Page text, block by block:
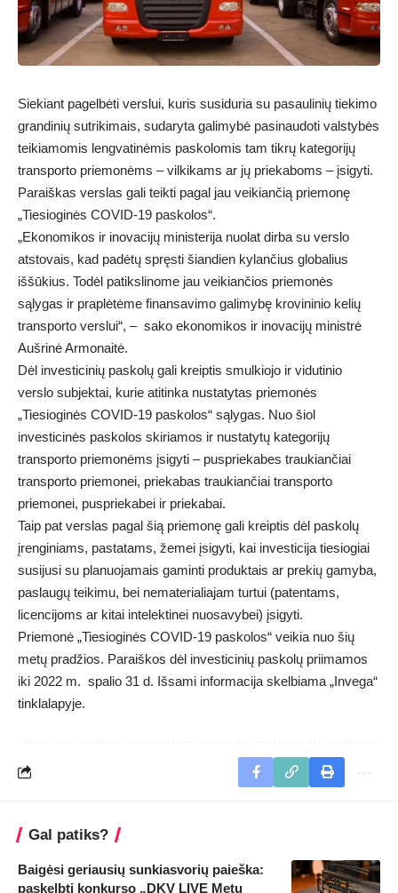
Siekiant pagelbėti verslui, kuris susiduria su pasaulinių tiekimo
grandinių sutrikimais, sudaryta galimybė pasinaudoti valstybės
teikiamomis lengvatinėmis paskolomis tam tikrų kategorijų
transporto priemonėms – vilkikams ar jų priekaboms – įsigyti.
Paraiškas verslas gali teikti pagal jau veikiančią priemonę
„Tiesioginės COVID-19 paskolos“.
„Ekonomikos ir inovacijų ministerija nuolat dirba su verslo
atstovais, kad padėtų spręsti šiandien kylančius globalius
iššūkius. Todėl patikslinome jau veikiančios priemonės
sąlygas ir praplėtėme finansavimo galimybę krovininio kelių
transporto verslui“, – sako ekonomikos ir inovacijų ministrė
Aušrinė Armonaitė.
Dėl investicinių paskolų gali kreiptis smulkiojo ir vidutinio
verslo subjektai, kurie atitinka nustatytas priemonės
„Tiesioginės COVID-19 paskolos“ sąlygas. Nuo šiol
investicinės paskolos skiriamos ir nustatytų kategorijų
transporto priemonėms įsigyti – puspriekabes traukiančiai
transporto priemonei, priekabas traukiančiai transporto
priemonei, puspriekabei ir priekabai.
Taip pat verslas pagal šią priemonę gali kreiptis dėl paskolų
įrenginiams, pastatams, žemei įsigyti, kai investicija tiesiogiai
susijusi su planuojamais gaminti produktais ar prekių gamyba,
paslaugų teikimu, bei nematerialiajam turtui (patentams,
licencijoms ar kitai intelektinei nuosavybei) įsigyti.
Priemonė „Tiesioginės COVID-19 paskolos“ veikia nuo šių
metų pradžios. Paraiškos dėl investicinių paskolų priimamos
iki 2022 m. spalio 31 d. Išsami informacija skelbiama „Invega“
tinklalapyje.
Gal patiks?
Baigėsi geriausių sunkiasvorių paieška:
paskelbti konkurso „DKV LIVE Metų